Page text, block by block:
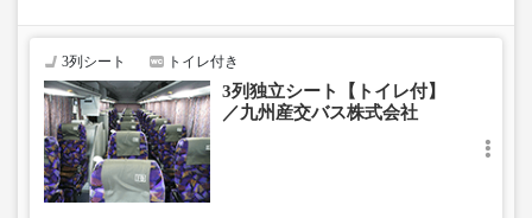
で、あらかじめご了承ください。
3列シート トイレ付き
3列独立シート【トイレ付】
／九州産交バス株式会社